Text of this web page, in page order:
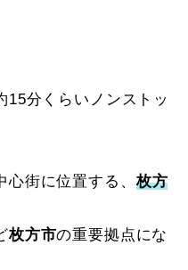
15分くらいノンストッ
心街に位置する、枚方
枚方市の重要拠点にな